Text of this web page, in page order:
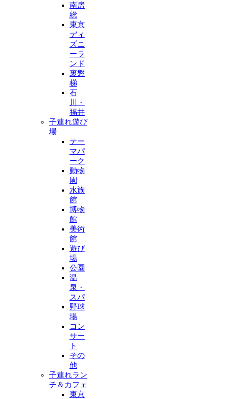
南房
総
東京
ディ
ズニ
ーラ
ンド
裏磐
梯
石
川・
福井
子連れ遊び
場
テー
マパ
ーク
動物
園
水族
館
博物
館
美術
館
遊び
場
公園
温
泉・
スパ
野球
場
コン
サー
ト
その
他
子連れラン
チ＆カフェ
東京